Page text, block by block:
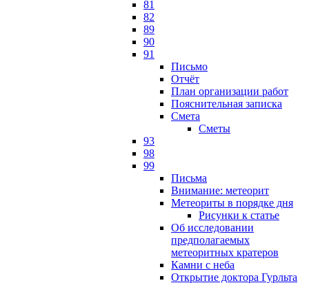
81
82
89
90
91
Письмо
Отчёт
План организации работ
Пояснительная записка
Смета
Сметы
93
98
99
Письма
Внимание: метеорит
Метеориты в порядке дня
Рисунки к статье
Об исследовании
предполагаемых
метеоритных кратеров
Камни с неба
Открытие доктора Гурльта